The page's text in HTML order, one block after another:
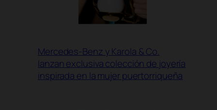
Mercedes-Benz y Karola & Co.
lanzan exclusiva colección de joyería
inspirada en la mujer puertorriqueña